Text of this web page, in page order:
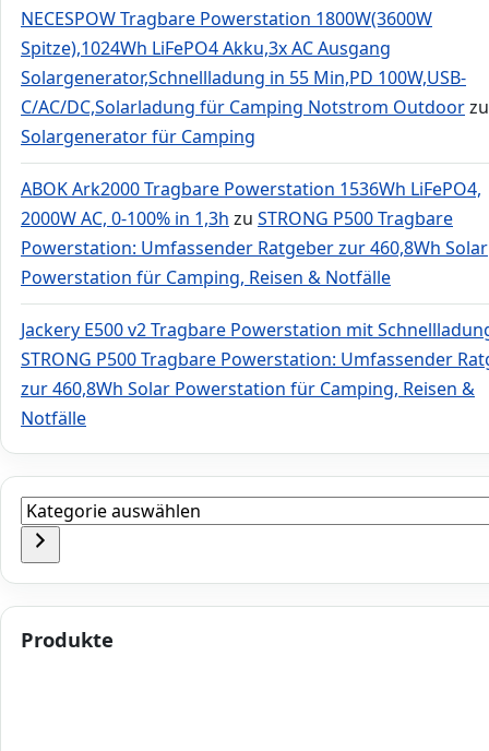
NECESPOW Tragbare Powerstation 1800W(3600W
Spitze),1024Wh LiFePO4 Akku,3x AC Ausgang
Solargenerator,Schnellladung in 55 Min,PD 100W,USB-
C/AC/DC,Solarladung für Camping Notstrom Outdoorzu
Solargenerator für Camping
ABOK Ark2000 Tragbare Powerstation 1536Wh LiFePO4,
2000W AC, 0-100% in 1,3h zu STRONG P500 Tragbare
Powerstation: Umfassender Ratgeber zur 460,8Wh Solar
Powerstation für Camping, Reisen & Notfälle
Jackery E500 v2 Tragbare Powerstation mit
STRONG P500 Tragbare Powerstation: Umfassender
zur 460,8Wh Solar Powerstation für Camping, Reisen &
Notfälle
Kategorie
auswählen
Produkte